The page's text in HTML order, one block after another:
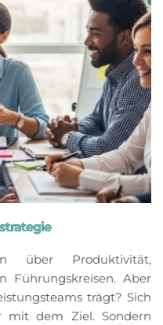
über Produktivität,
Führungskreisen. Aber
trägt? Sich
mit dem Ziel. Sondern